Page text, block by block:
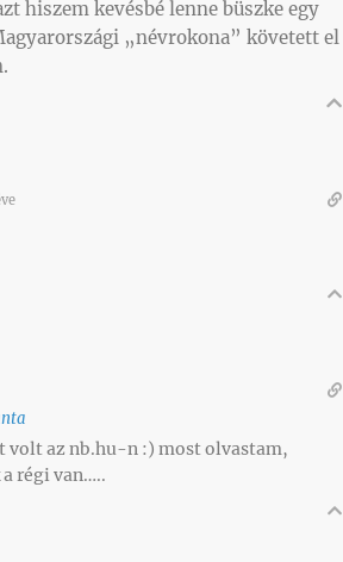
hiszem kevésbé lenne büszke egy
„névrokona” követett el
volt az nb.hu-n :) most olvastam,
régi van…..